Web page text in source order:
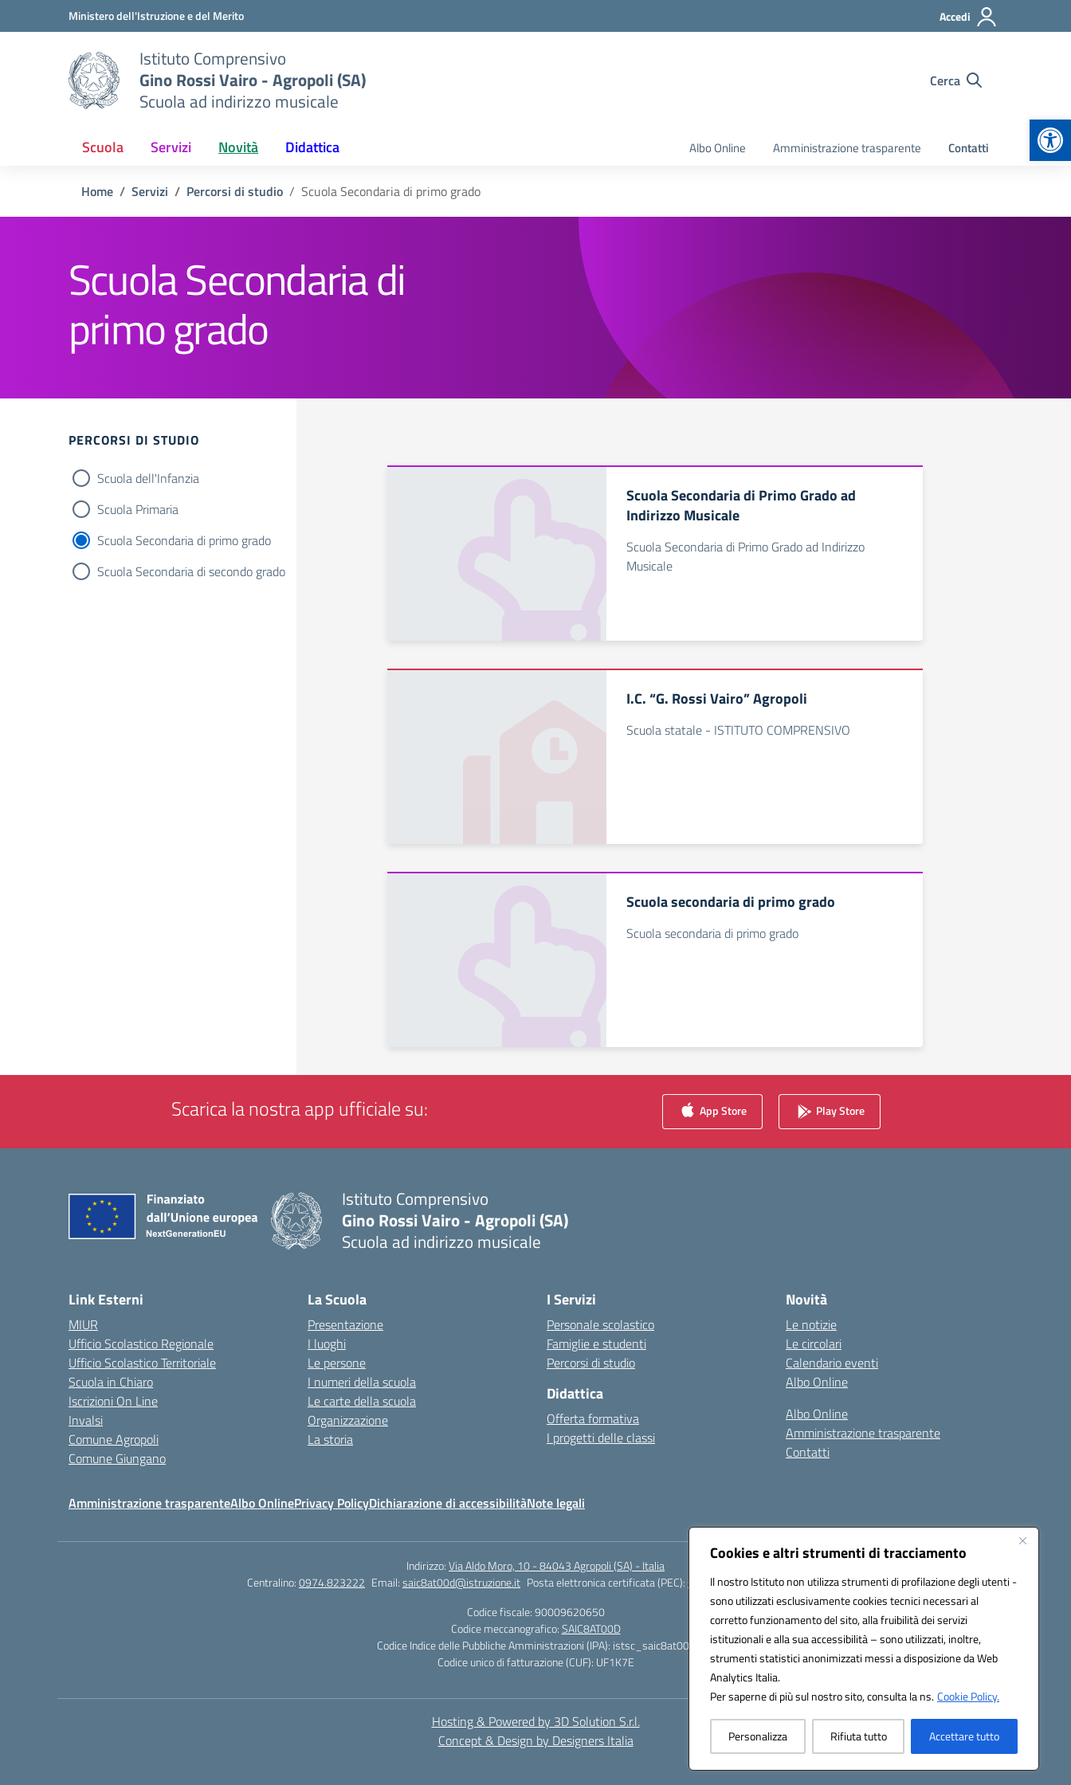
Cookies e altri strumenti di tracciamento
Il nostro Istituto non utilizza strumenti di profilazione degli utenti -
sono utilizzati esclusivamente cookies tecnici necessari al
corretto funzionamento del sito, alla fruibilità dei servizi
istituzionali e alla sua accessibilità – sono utilizzati, inoltre,
strumenti statistici anonimizzati messi a disposizione da Web
Analytics Italia.
Per saperne di più sul nostro sito, consulta la ns.Cookie Policy.
Personalizza Rifiuta tutto Accettare tutto
Vai ai contenuti
Vai al menu di navigazioneMinistero dell'Istruzione e del Merito Accedi
Istituto Comprensivo
Gino Rossi Vairo - Agropoli (SA)
Scuola ad indirizzo musicale
Cerca
Scuola Servizi Novità Didattica Albo Online Amministrazione trasparente Contatti
Home Servizi Percorsi di studio Scuola Secondaria di primo grado
Scuola Secondaria di
primo grado
Filtri
PERCORSI DI STUDIO
Scuola dell'Infanzia
Scuola Primaria
Scuola Secondaria di primo grado
Scuola Secondaria di secondo grado
Scuola Secondaria di Primo Grado ad
Indirizzo Musicale
Scuola Secondaria di Primo Grado ad Indirizzo
Musicale
I.C. “G. Rossi Vairo” Agropoli
Scuola statale - ISTITUTO COMPRENSIVO
Scuola secondaria di primo grado
Scuola secondaria di primo grado
Scarica la nostra app ufficiale su: App Store Play Store
Istituto Comprensivo
Gino Rossi Vairo - Agropoli (SA)
Scuola ad indirizzo musicale
Link Esterni
MIUR
Ufficio Scolastico Regionale
Ufficio Scolastico Territoriale
Scuola in Chiaro
Iscrizioni On Line
Invalsi
Comune Agropoli
Comune Giungano
La Scuola
Presentazione
I luoghi
Le persone
I numeri della scuola
Le carte della scuola
Organizzazione
La storia
I Servizi
Personale scolastico
Famiglie e studenti
Percorsi di studio
Didattica
Offerta formativa
I progetti delle classi
Novità
Le notizie
Le circolari
Calendario eventi
Albo Online
Albo Online
Amministrazione trasparente
Contatti
Amministrazione trasparenteAlbo OnlinePrivacy PolicyDichiarazione di accessibilitàNote legali
Indirizzo:Via Aldo Moro, 10 - 84043 Agropoli (SA) - Italia
Centralino:0974.823222 Email:saic8at00d@istruzione.it Posta elettronica certificata (PEC):saic8at00d@pec.istruzione.it
Codice fiscale: 90009620650
Codice meccanografico:SAIC8AT00D
Codice Indice delle Pubbliche Amministrazioni (IPA): istsc_saic8at00d
Codice unico di fatturazione (CUF): UF1K7E
Hosting & Powered by 3D Solution S.r.l.
Concept & Design by Designers Italia